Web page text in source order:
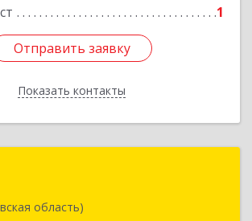
1
Отправить заявку
Показать контакты
Отправить заявку
Назад
область)обл, Донецк г, 60-й кв-л,